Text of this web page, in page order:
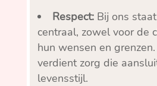
Respect:Bij ons
centraal, zowel voor de
hun wensen en
verdient zorg die
levensstijl.